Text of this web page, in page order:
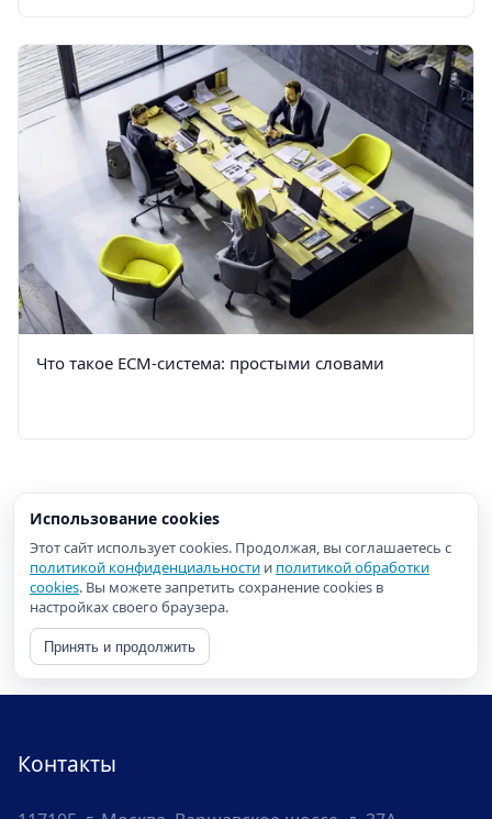
Что такое ECM-система: простыми словами
Использование cookies
Этот сайт использует cookies. Продолжая, вы соглашаетесь с
политикой конфиденциальности и политикой обработки
cookies. Вы можете запретить сохранение cookies в
настройках своего браузера.
Принять и продолжить
Контакты